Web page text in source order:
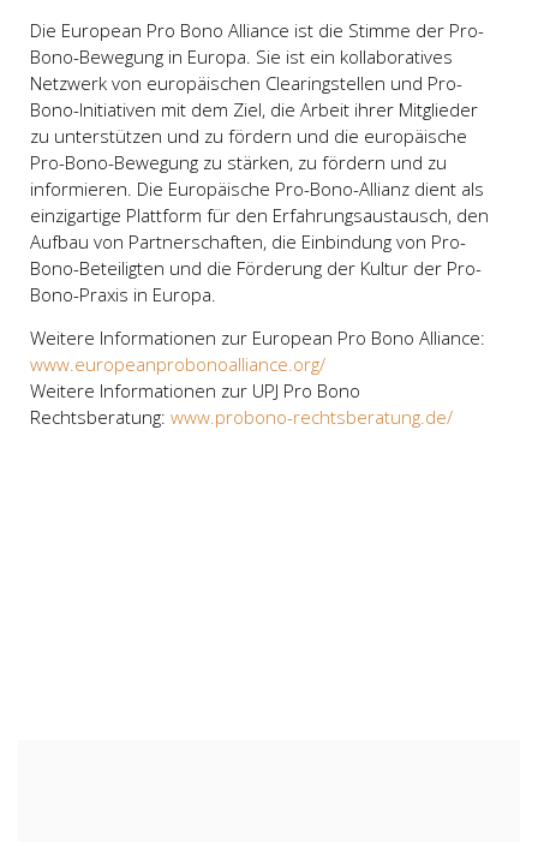
Die European Pro Bono Alliance ist die Stimme der Pro-
Bono-Bewegung in Europa. Sie ist ein kollaboratives
Netzwerk von europäischen Clearingstellen und Pro-
Bono-Initiativen mit dem Ziel, die Arbeit ihrer Mitglieder
zu unterstützen und zu fördern und die europäische
Pro-Bono-Bewegung zu stärken, zu fördern und zu
informieren. Die Europäische Pro-Bono-Allianz dient als
einzigartige Plattform für den Erfahrungsaustausch, den
Aufbau von Partnerschaften, die Einbindung von Pro-
Bono-Beteiligten und die Förderung der Kultur der Pro-
Bono-Praxis in Europa.
Weitere Informationen zur European Pro Bono Alliance:
www.europeanprobonoalliance.org/
Weitere Informationen zur UPJ Pro Bono
Rechtsberatung: www.probono-rechtsberatung.de/